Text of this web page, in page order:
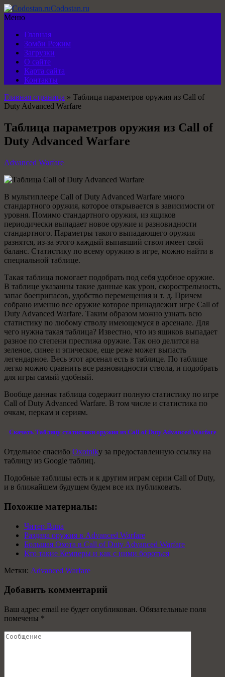
Codostan.ru
Меню
Главная
Зомби Режим
Загрузки
О сайте
Карта сайта
Контакты
Главная страница » Таблица параметров оружия из Call of
Duty Advanced Warfare
Таблица параметров оружия из Call of
Duty Advanced Warfare
Advanced Warfare
В мультиплеере Call of Duty Advanced Warfare много
стандартного оружия, которое открывается в зависимости от
уровня. Помимо стандартного оружия, из ящиков
периодически выпадает новое оружие и разновидности
стандартного. Параметры такого выпадающего оружия
разнятся, из-за этого каждый выпавший ствол имеет свой
баланс. Статистику по всему оружию в игре, можно найти в
специальной таблице.
Такая таблица помогает подобрать под себя удобное оружие.
В таблице указанны такие данные как урон, скорострельность,
запас боеприпасов, удобство перемещения и т. д. Причем
собрано именно все оружие которое принадлежит игре Call of
Duty Advanced Warfare. Таким образом можно узнать всю
статистику по любому стволу имеющемуся в арсенале. Для
чего нужна такая таблица? Известно, что из ящиков выпадает
разное по степени престижа оружие. Так оно делится на
зеленое, синее и эпическое, еще реже может выпасть
легендарное. Весь этот арсенал есть в таблице. По таблице
легко можно сравнить все разновидности ствола, и подобрать
для игры самый удобный.
Вообще данная таблица содержит полную статистику по игре
Call of Duty Advanced Warfare. В том числе и статистика по
очкам, перкам и сериям.
Скачать Таблицу статистики оружия из Call of Duty Advanced Warfare
Отдельное спасибо Oxotnikу за предоставленную ссылку на
таблицу из Google таблиц.
Подобные таблицы есть и к другим играм серии Call of Duty,
и в ближайшем будущем будем все их публиковать.
Похожие материалы:
Читер Buna
Раздача оружия в Advanced Warfare
Большая Охота в Call of Duty Advanced Warfare
Кто такие Кемперы и как с ними бороться
Метки: Advanced Warfare
Добавить комментарий
Ваш адрес email не будет опубликован. Обязательные поля
помечены *